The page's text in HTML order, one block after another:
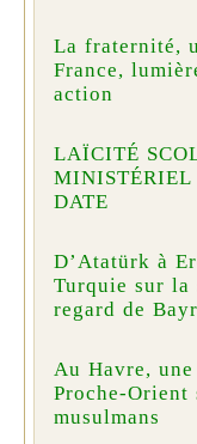
La fraternité,
France,
action
LAÏCITÉ
DATE
D’Atatürk à
Turquie sur la
regard de
Au Havre,
Proche-
musulmans